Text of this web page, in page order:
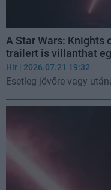
A Star Wars: Knights
trailert is villanthat
Hír | 2026.07.21 19:32
Esetleg jövőre vagy